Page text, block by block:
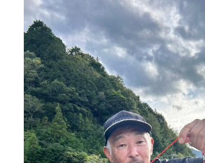
お問い合わせ